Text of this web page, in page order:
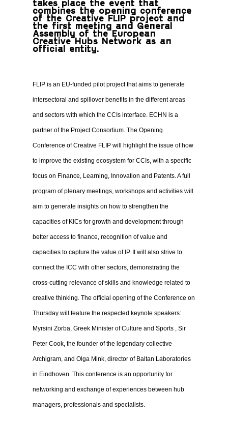
takes place the event that
combines the opening conference
of the Creative FLIP project and
the first meeting and General
Assembly of the European
Creative Hubs Network as an
official entity.
FLIP is an EU-funded pilot project that aims to generate
intersectoral and spillover benefits in the different areas
and sectors with which the CCIs interface. ECHN is a
partner of the Project Consortium. The Opening
Conference of Creative FLIP will highlight the issue of how
to improve the existing ecosystem for CCIs, with a specific
focus on Finance, Learning, Innovation and Patents. A full
program of plenary meetings, workshops and activities will
aim to generate insights on how to strengthen the
capacities of KICs for growth and development through
better access to finance, recognition of value and
capacities to capture the value of IP. It will also strive to
connect the ICC with other sectors, demonstrating the
cross-cutting relevance of skills and knowledge related to
creative thinking. The official opening of the Conference on
Thursday will feature the respected keynote speakers:
Myrsini Zorba, Greek Minister of Culture and Sports , Sir
Peter Cook, the founder of the legendary collective
Archigram, and Olga Mink, director of Baltan Laboratories
in Eindhoven. This conference is an opportunity for
networking and exchange of experiences between hub
managers, professionals and specialists.